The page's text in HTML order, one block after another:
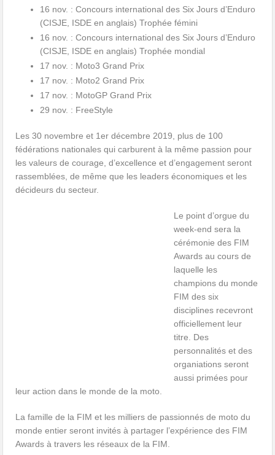
16 nov. : Concours international des Six Jours d’Enduro
(CISJE, ISDE en anglais) Trophée fémini
16 nov. : Concours international des Six Jours d’Enduro
(CISJE, ISDE en anglais) Trophée mondial
17 nov. : Moto3 Grand Prix
17 nov. : Moto2 Grand Prix
17 nov. : MotoGP Grand Prix
29 nov. : FreeStyle
Les 30 novembre et 1er décembre 2019, plus de 100
fédérations nationales qui carburent à la même passion pour
les valeurs de courage, d’excellence et d’engagement seront
rassemblées, de même que les leaders économiques et les
décideurs du secteur.
Le point d’orgue du
week-end sera la
cérémonie des FIM
Awards au cours de
laquelle les
champions du monde
FIM des six
disciplines recevront
officiellement leur
titre. Des
personnalités et des
organiations seront
aussi primées pour
leur action dans le monde de la moto.
La famille de la FIM et les milliers de passionnés de moto du
monde entier seront invités à partager l’expérience des FIM
Awards à travers les réseaux de la FIM.